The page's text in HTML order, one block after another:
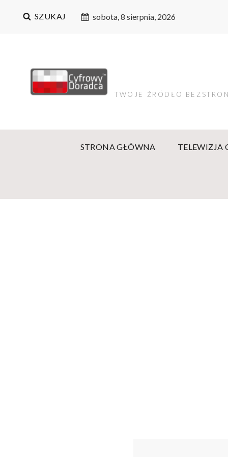
SZUKAJ sobota, 8 sierpnia, 2026
TWOJE ŹRÓDŁO
STRONA GŁÓWNA TELEWIZJA